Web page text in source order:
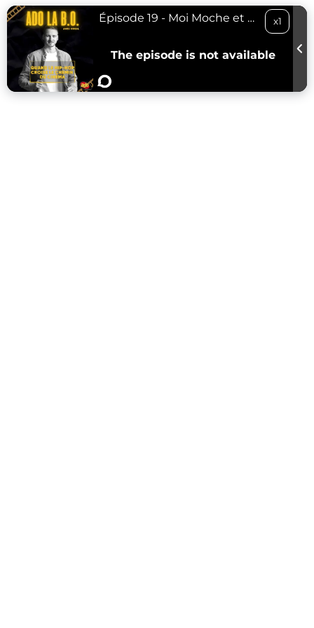
Épisode 19 - Moi Moche et Méchant & Pharrell Williams (Happy) - 22/06/23 x1
The episode is not available